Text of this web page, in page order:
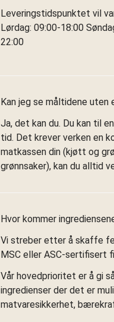
Leveringstidspunktet vil
Lørdag: 09:00-18:00
22:00
Kan jeg se måltidene uten
Ja, det kan du. Du kan til
tid. Det krever verken en
matkassen din (kjøtt og
grønnsaker), kan du alltid
Hvor kommer
Vi streber etter å skaffe
MSC eller ASC-sertifisert
Vår hovedprioritet er å gi
ingredienser der det er
matvaresikkerhet,